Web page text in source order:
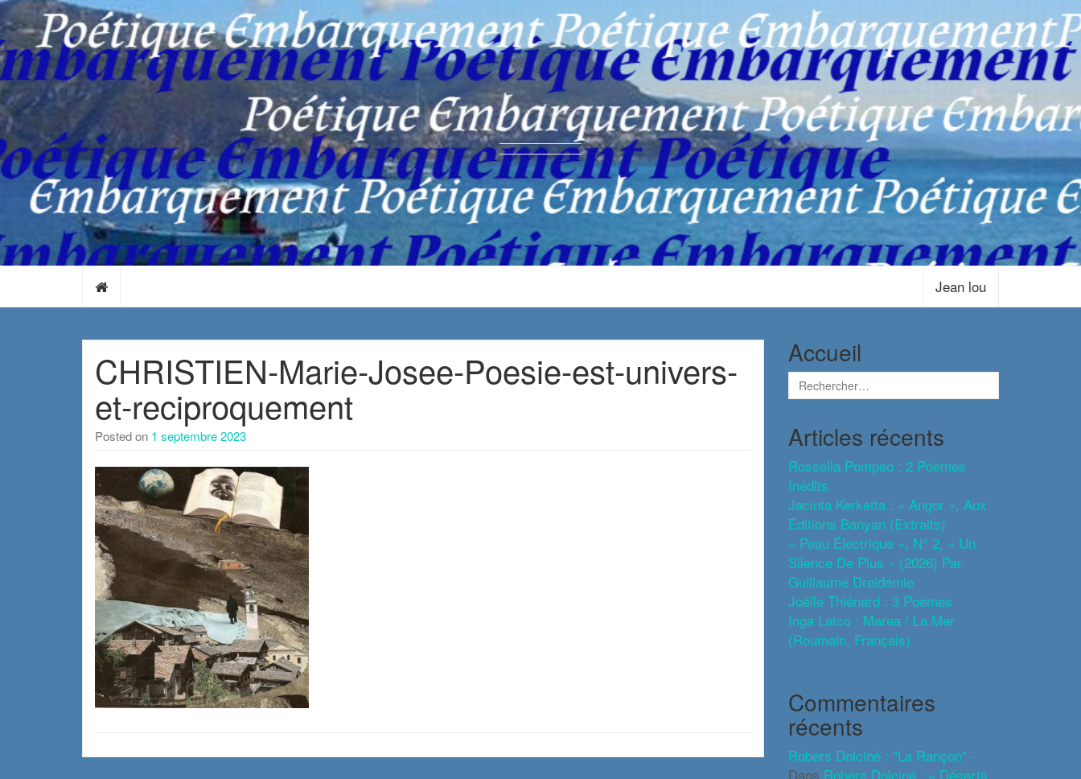
Jean lou
CHRISTIEN-Marie-Josee-Poesie-est-univers-
et-reciproquement
Posted on 1 septembre 2023
Accueil
Articles récents
Rossella Pompeo : 2 Poèmes
Inédits
Jacinta Kerketta : « Angor », Aux
Éditions Banyan (extraits)
« Peau Électrique », N° 2, « Un
Silence De Plus » (2026) Par
Guillaume Dreidemie
Joëlle Thiénard : 3 Poèmes
Inga Latco : Marea / La Mer
(roumain, Français)
Commentaires
récents
Robers Dolciné : "La Rançon" -
Dans Robers Dolciné : « Déserts